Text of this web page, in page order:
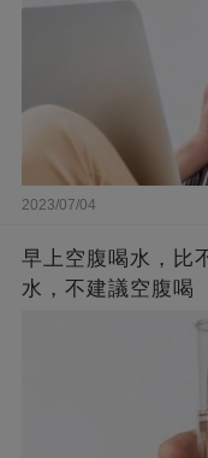
2023/07/04
早上空腹喝水，比
水，不建議空腹喝